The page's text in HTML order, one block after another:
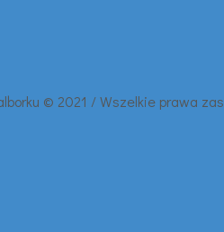
© 2021 / Wszelkie prawa